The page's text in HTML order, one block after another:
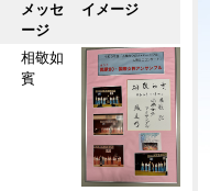
メッセ
ージ
イメージ
相敬如
賓